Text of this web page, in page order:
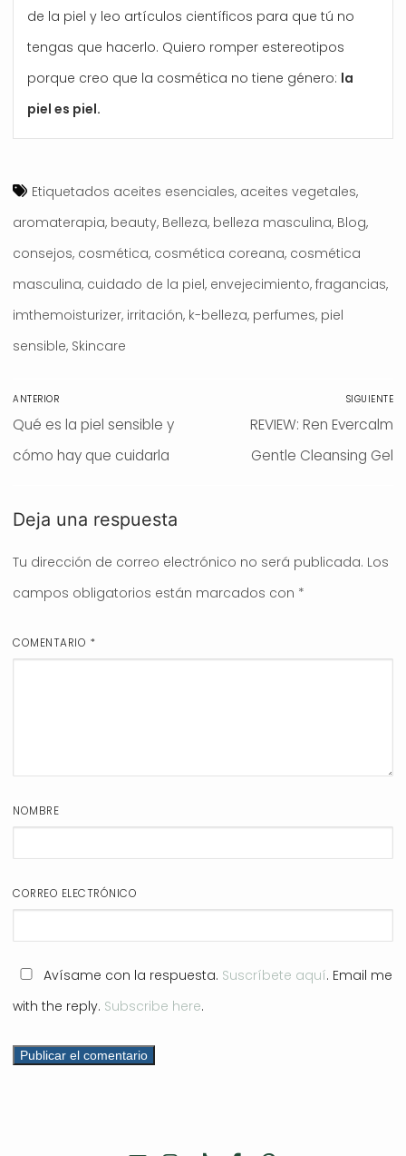
de la piel y leo artículos científicos para que tú no
tengas que hacerlo. Quiero romper estereotipos
porque creo que la cosmética no tiene género: la
piel es piel.
Etiquetados aceites esenciales, aceites vegetales,
aromaterapia, beauty, Belleza, belleza masculina, Blog,
consejos, cosmética, cosmética coreana, cosmética
masculina, cuidado de la piel, envejecimiento, fragancias,
imthemoisturizer, irritación, k-belleza, perfumes, piel
sensible, Skincare
Navegación
de
entradas
ANTERIOR
Entrada
anterior:
Qué es la piel sensible y
cómo hay que cuidarla
SIGUIENTE
Entrada
siguiente:
REVIEW: Ren Evercalm
Gentle Cleansing Gel
Deja una respuesta
Tu dirección de correo electrónico no será publicada. Los
campos obligatorios están marcados con *
COMENTARIO *
NOMBRE
CORREO ELECTRÓNICO
Avísame con la respuesta. Suscríbete aquí. Email me
with the reply. Subscribe here.